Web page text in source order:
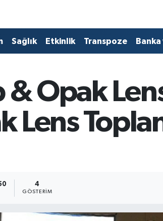
Sağlık Etkinlik Transpoze
& Opak
Lens
4
GÖSTERIM